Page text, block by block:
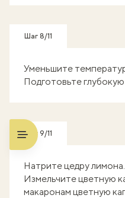
Шаг 8/11
Уменьшите
Подготовьте
Шаг 9/11
Натрите цедру
Измельчите цветную
макаронам цветную